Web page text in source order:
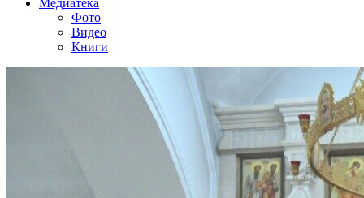
Медиатека
Фото
Видео
Книги